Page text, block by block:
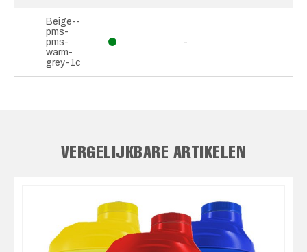
Beige--
pms-
pms-
warm-
grey-1c
-
VERGELIJKBARE ARTIKELEN